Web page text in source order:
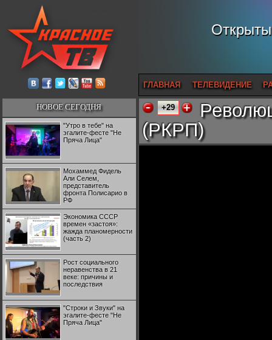
ГЛАВНАЯ ТЕЛЕВИДЕНИЕ
НОВОЕ СЕГОДНЯ
"Утро в тебе" на
эгалите-фесте "Не
Пряча Лица"
Мохаммед Фидель
Али Селем,
представитель
фронта Полисарио в
РФ
Экономика СССР
времен «застоя»:
жажда планомерности
(часть 2)
Рост социального
неравенства в 21
веке: причины и
последствия
"Строки и Звуки" на
эгалите-фесте "Не
Пряча Лица"
+29
(РКРП)